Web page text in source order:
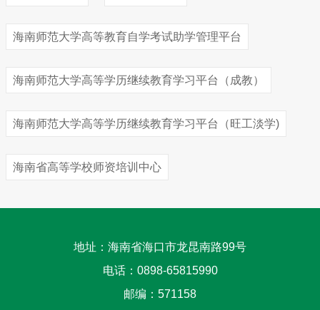
海南师范大学高等教育自学考试助学管理平台
海南师范大学高等学历继续教育学习平台（成教）
海南师范大学高等学历继续教育学习平台（旺工淡学)
海南省高等学校师资培训中心
地址：海南省海口市龙昆南路99号
电话：0898-65815990
邮编：571158